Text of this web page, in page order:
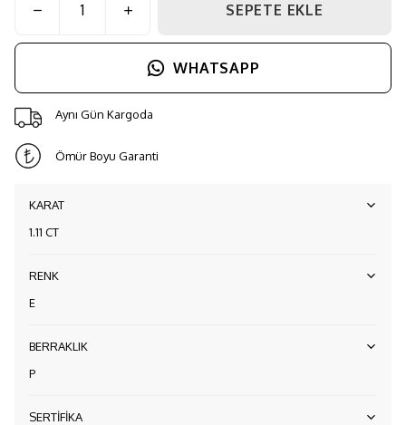
SEPETE EKLE
WHATSAPP
Aynı Gün Kargoda
Ömür Boyu Garanti
KARAT
1.11 CT
RENK
E
BERRAKLIK
P
SERTİFİKA